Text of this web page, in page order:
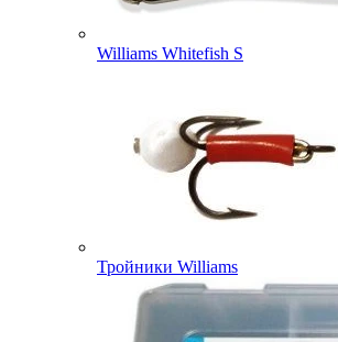
Williams Whitefish S
Тройники Williams